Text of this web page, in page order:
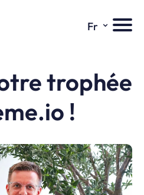
Fr ⌄
trophée
!